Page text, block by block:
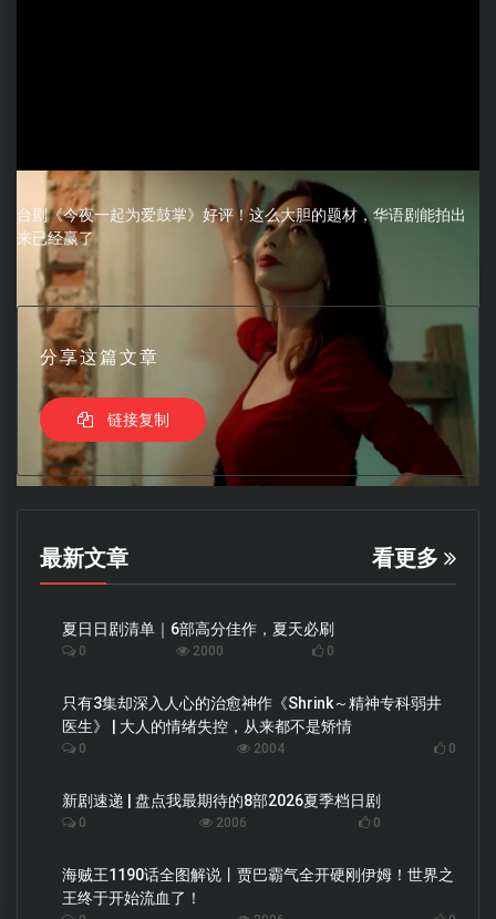
台剧《今夜一起为爱鼓掌》好评！这么大胆的题材，华语剧能拍出
来已经赢了
分享这篇文章
链接复制
最新文章 看更多
夏日日剧清单｜6部高分佳作，夏天必刷
0 2000 0
只有3集却深入人心的治愈神作《Shrink～精神专科弱井
医生》 | 大人的情绪失控，从来都不是矫情
0 2004 0
新剧速递 | 盘点我最期待的8部2026夏季档日剧
0 2006 0
海贼王1190话全图解说丨贾巴霸气全开硬刚伊姆！世界之
王终于开始流血了！